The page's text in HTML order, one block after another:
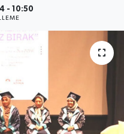
- 10:50